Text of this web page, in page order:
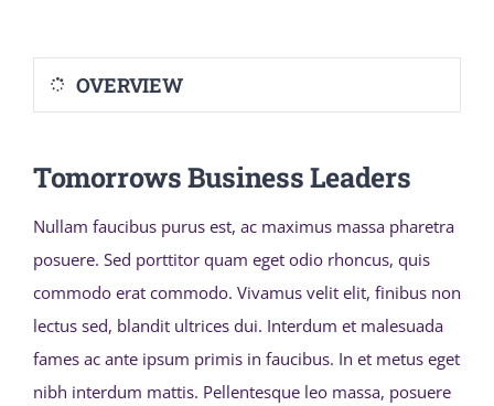
OVERVIEW
Tomorrows Business Leaders
Nullam faucibus purus est, ac maximus massa pharetra
posuere. Sed porttitor quam eget odio rhoncus, quis
commodo erat commodo. Vivamus velit elit, finibus non
lectus sed, blandit ultrices dui. Interdum et malesuada
fames ac ante ipsum primis in faucibus. In et metus eget
nibh interdum mattis. Pellentesque leo massa, posuere